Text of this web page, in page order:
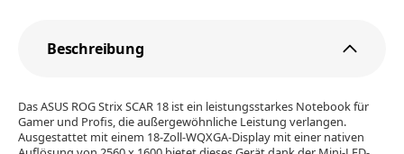
Beschreibung
Das ASUS ROG Strix SCAR 18 ist ein leistungsstarkes Notebook für
Gamer und Profis, die außergewöhnliche Leistung verlangen.
Ausgestattet mit einem 18-Zoll-WQXGA-Display mit einer nativen